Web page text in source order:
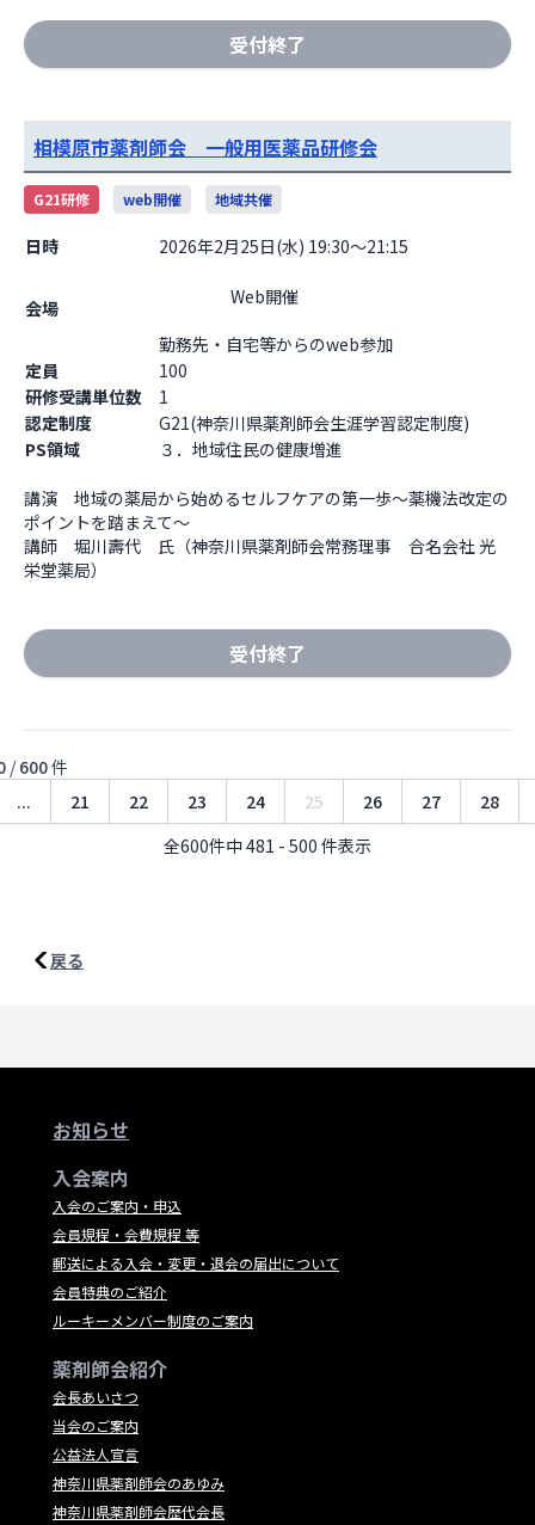
受付終了
相模原市薬剤師会 一般用医薬品研修会
G21研修 web開催 地域共催
日時 2026年2月25日(水) 19:30～21:15
会場
勤務先・自宅等からのweb参加
定員
100
研修受講単位数
1
認定制度
G21(神奈川県薬剤師会生涯学習認定制度)
PS領域
３．地域住民の健康増進
講演　地域の薬局から始めるセルフケアの第一歩～薬機法改定の
ポイントを踏まえて～
講師　堀川壽代　氏（神奈川県薬剤師会常務理事　合名会社 光
栄堂薬局）
受付終了
/600件
...
21 22 23 24 25 26 27
28
全600件中 481 - 500 件表示
戻る
お知らせ
入会案内
入会のご案内・申込
会員規程・会費規程 等
郵送による入会・変更・退会の届出について
会員特典のご紹介
ルーキーメンバー制度のご案内
薬剤師会紹介
会長あいさつ
当会のご案内
公益法人宣言
神奈川県薬剤師会のあゆみ
神奈川県薬剤師会歴代会長